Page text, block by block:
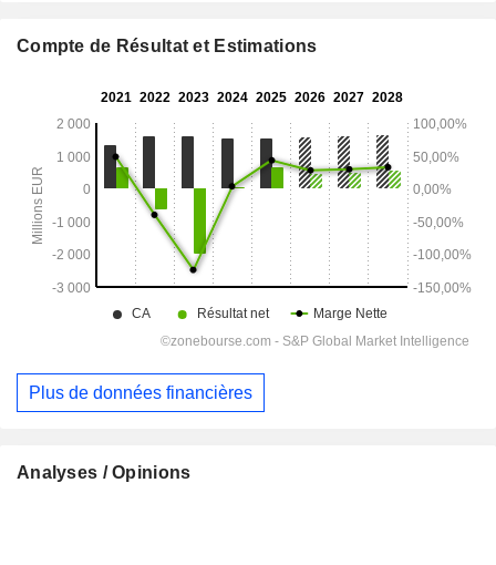
Compte de Résultat et Estimations
Plus de données financières
Analyses / Opinions